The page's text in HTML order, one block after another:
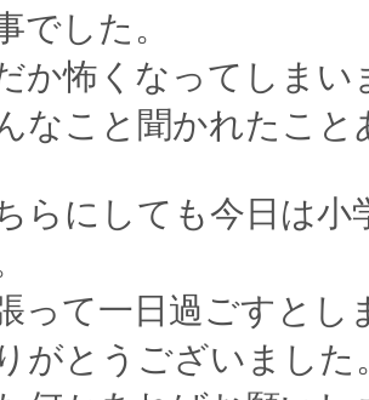
でした。
か怖くなってしまい
なこと聞かれたこと
らにしても今日は小
って一日過ごすとし
がとうございました